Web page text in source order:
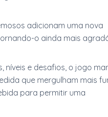
adicionam uma nova
o ainda mais
níveis e desafios, o jogo
que mergulham mais
para permitir uma